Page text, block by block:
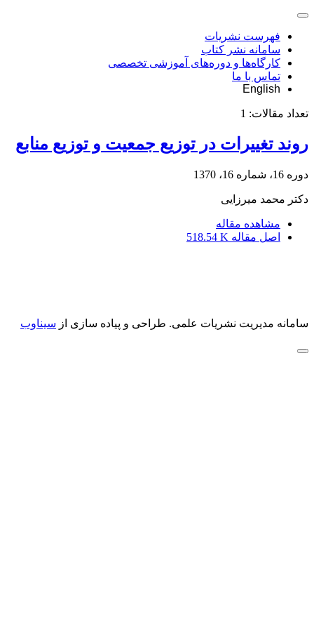
فهرست نشریات
سامانه نشر کتاب
کارگاه‌ها و دوره‌های آموزشی تخصصی
تماس با ما
English
تعداد مقالات: 1
روند تغییرات در توزیع جمعیت و توزیع منابع
دوره 16، شماره 16، 1370
دکتر محمد میرزایی
مشاهده مقاله
اصل مقاله 518.54 K
سامانه مدیریت نشریات علمی. طراحی و پیاده سازی از سیناوب